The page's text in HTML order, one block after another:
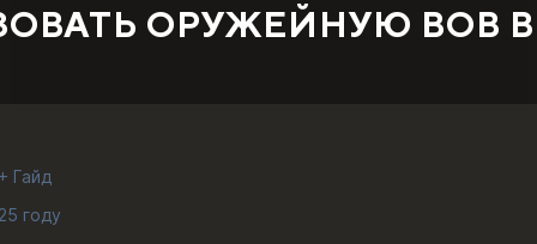
ОРУЖЕЙНУЮ ВОВ
Гайд
году